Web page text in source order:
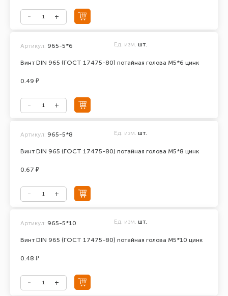
Винт DIN 965 (ГОСТ 17475-80) потайная голова М5*6 цинк
Артикул: 965-5*6 Ед. изм. шт.
0.49 ₽
Винт DIN 965 (ГОСТ 17475-80) потайная голова М5*8 цинк
Артикул: 965-5*8 Ед. изм. шт.
0.67 ₽
Винт DIN 965 (ГОСТ 17475-80) потайная голова М5*10 цинк
Артикул: 965-5*10 Ед. изм. шт.
0.48 ₽